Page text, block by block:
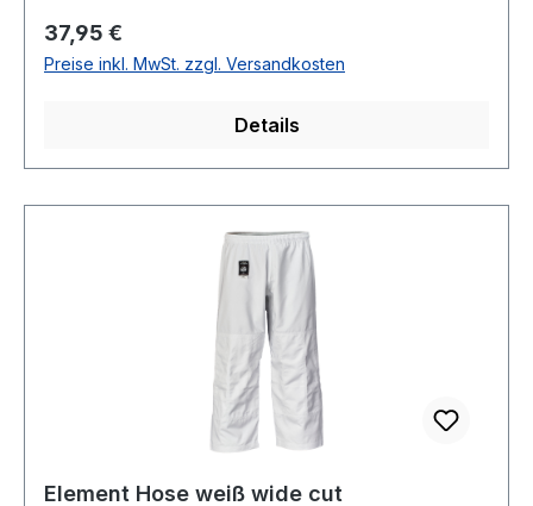
Regulärer Preis:
37,95 €
Preise inkl. MwSt. zzgl. Versandkosten
Details
Element Hose weiß wide cut